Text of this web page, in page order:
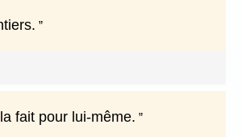
fait pour lui-même.